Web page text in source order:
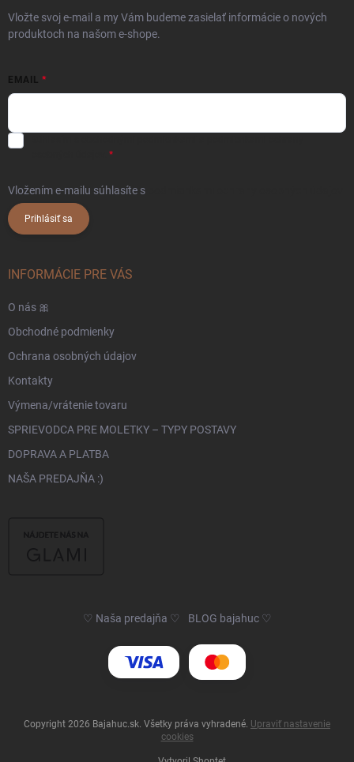
Vložte svoj e-mail a my Vám budeme zasielať informácie o nových
produktoch na našom e-shope.
EMAIL
Vložením e-mailu súhlasíte s
Prihlásiť sa
INFORMÁCIE PRE VÁS
O nás 🎀
Obchodné podmienky
Ochrana osobných údajov
Kontakty
Výmena/vrátenie tovaru
SPRIEVODCA PRE MOLETKY – TYPY POSTAVY
DOPRAVA A PLATBA
NAŠA PREDAJŇA :)
♡ Naša predajňa ♡ BLOG bajahuc ♡
Copyright 2026 Bajahuc.sk . Všetky práva vyhradené. Upraviť nastavenie
cookies